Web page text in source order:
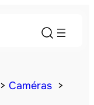
Caméras